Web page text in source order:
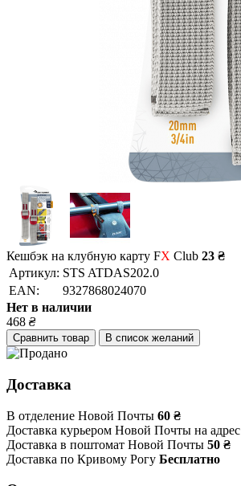
Кешбэк на клубную карту FX Club 23 ₴
Артикул: STS ATDAS202.0
EAN:
9327868024070
Нет в наличии
468 ₴
Сравнить товар В список желаний
Доставка
В отделение Новой Почты 60 ₴
Доставка курьером Новой Почты на адрес
Доставка в поштомат Новой Почты 50 ₴
Доставка по Кривому Рогу Бесплатно